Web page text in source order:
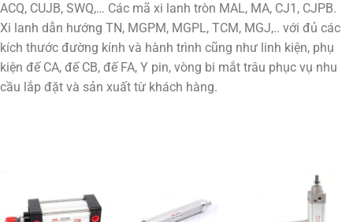
ACQ, CUJB, SWQ,… Các mã xi lanh tròn MAL, MA, CJ1, CJPB.
Xi lanh dẫn hướng TN, MGPM, MGPL, TCM, MGJ,.. với đủ các
kích thước đường kính và hành trình cũng như linh kiện, phụ
kiện đế CA, đế CB, đế FA, Y pin, vòng bi mắt trâu phục vụ nhu
cầu lắp đặt và sản xuất từ khách hàng.